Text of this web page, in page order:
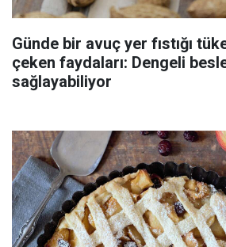
Günde bir avuç yer fıstığı
çeken faydaları: Dengeli
sağlayabiliyor